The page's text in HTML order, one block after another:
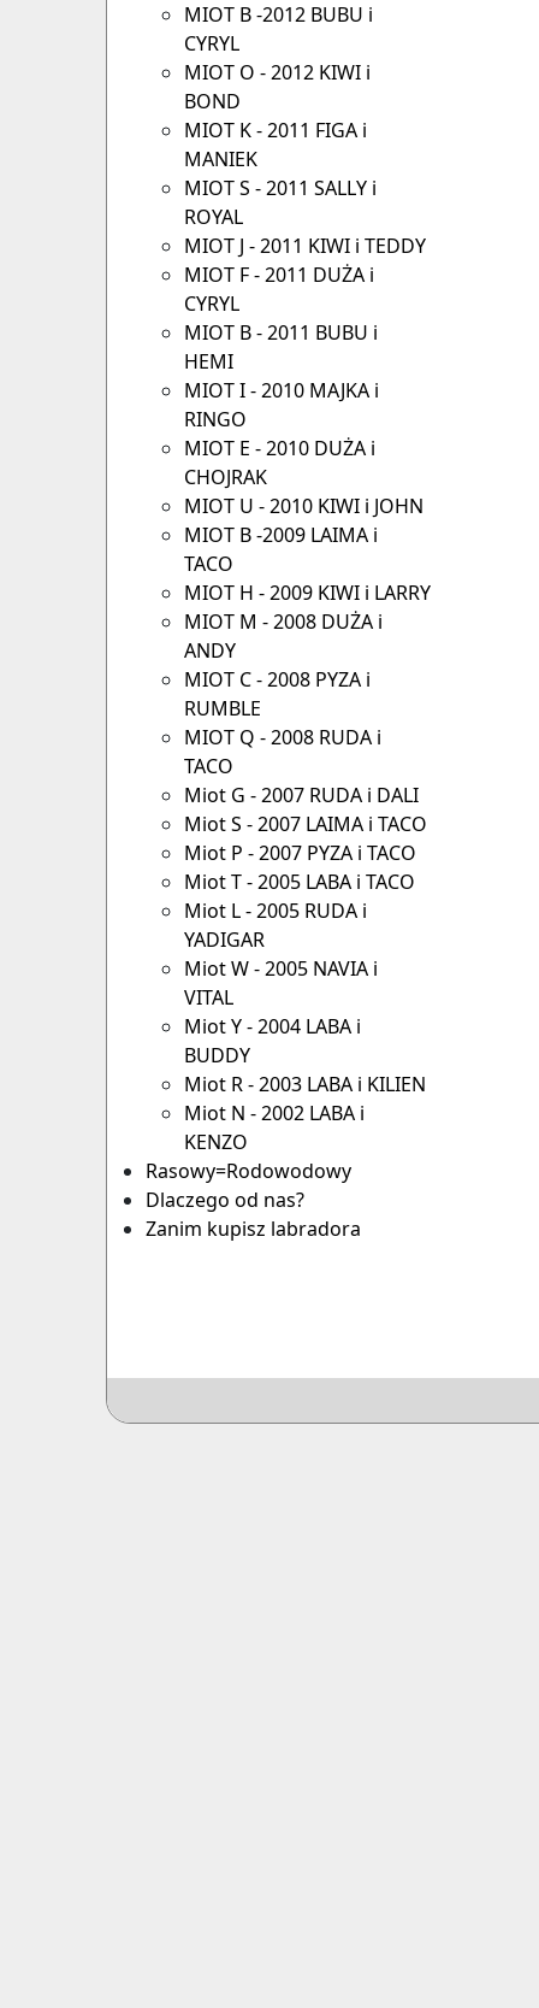
MIOT B -2012 BUBU i
CYRYL
MIOT O - 2012 KIWI i
BOND
MIOT K - 2011 FIGA i
MANIEK
MIOT S - 2011 SALLY i
ROYAL
MIOT J - 2011 KIWI i TEDDY
MIOT F - 2011 DUŻA i
CYRYL
MIOT B - 2011 BUBU i
HEMI
MIOT I - 2010 MAJKA i
RINGO
MIOT E - 2010 DUŻA i
CHOJRAK
MIOT U - 2010 KIWI i JOHN
MIOT B -2009 LAIMA i
TACO
MIOT H - 2009 KIWI i LARRY
MIOT M - 2008 DUŻA i
ANDY
MIOT C - 2008 PYZA i
RUMBLE
MIOT Q - 2008 RUDA i
TACO
Miot G - 2007 RUDA i DALI
Miot S - 2007 LAIMA i TACO
Miot P - 2007 PYZA i TACO
Miot T - 2005 LABA i TACO
Miot L - 2005 RUDA i
YADIGAR
Miot W - 2005 NAVIA i
VITAL
Miot Y - 2004 LABA i
BUDDY
Miot R - 2003 LABA i KILIEN
Miot N - 2002 LABA i
KENZO
Rasowy=Rodowodowy
Dlaczego od nas?
Zanim kupisz labradora